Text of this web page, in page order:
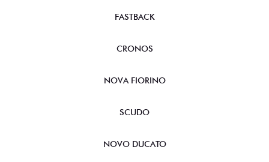
FASTBACK
CRONOS
NOVA FIORINO
SCUDO
NOVO DUCATO